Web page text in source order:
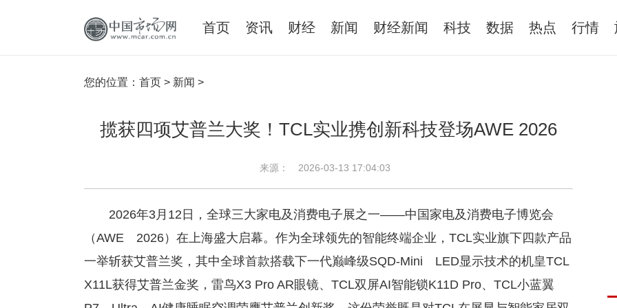
首页 资讯 财经 新闻 财经新闻 科技 数据 热点 行情
您的位置： 首页 > 新闻 >
揽获四项艾普兰大奖！TCL实业携创新科技登场AWE 2026
来源： 2026-03-13 17:04:03
2026年3月12日，全球三大家电及消费电子展之一——中国家电及消费电子博览会
（AWE 2026）在上海盛大启幕。作为全球领先的智能终端企业，TCL实业旗下四款产品
一举斩获艾普兰奖，其中全球首款搭载下一代巅峰级SQD-Mini LED显示技术的机皇TCL
X11L获得艾普兰金奖，雷鸟X3 Pro AR眼镜、TCL双屏AI智能锁K11D Pro、TCL小蓝翼